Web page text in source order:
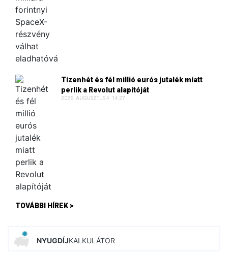
Tizenhét és fél millió eurós jutalék miatt
perlik a Revolut alapítóját
2026. AUGUSZTUS 4. 14:27
TOVÁBBI HÍREK >
NYUGDÍJKALKULÁTOR